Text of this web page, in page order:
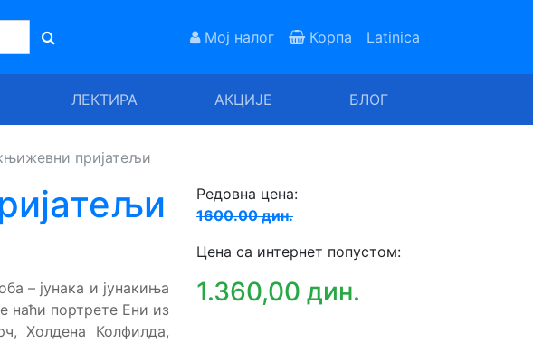
Мој налог Корпа Latinica
ЛЕКТИРА АКЦИЈЕ БЛОГ
пријатељи
– јунака и јунакиња
наћи портрете Ени из
Холдена Колфилда,
Редовна цена:
1600.00 дин.
Цена са интернет попустом:
1.360,00 дин.